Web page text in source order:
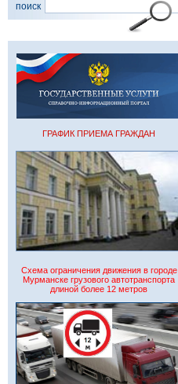
поиск
ГРАФИК ПРИЕМА ГРАЖДАН
Схема ограничения движения в городе
Мурманске грузового автотранспорта
длиной более 12 метров